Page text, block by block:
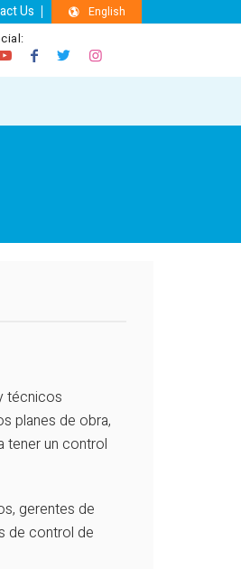
Us English
técnicos
planes de obra,
tener un control
gerentes de
de control de